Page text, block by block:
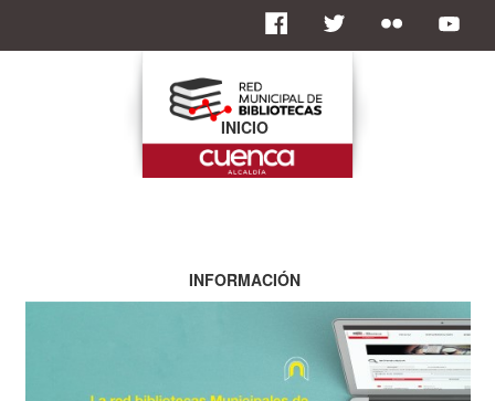
INICIO
INFORMACIÓN